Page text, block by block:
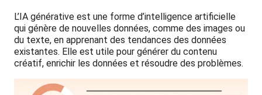
L’IA générative est une forme d’intelligence artificielle
qui génère de nouvelles données, comme des images ou
du texte, en apprenant des tendances des données
existantes. Elle est utile pour générer du contenu
créatif, enrichir les données et résoudre des problèmes.